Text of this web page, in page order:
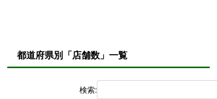
都道府県別「店舗数」一覧
検索: